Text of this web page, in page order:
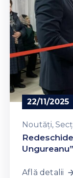
22/11/2025
Noutăți‚
Află detalii